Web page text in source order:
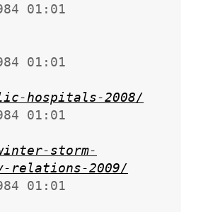
01:01
01:01
hospitals-2008/
01:01
storm-
relations-2009/
01:01